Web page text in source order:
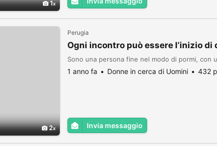
1
2
Perugia
Ogni incontro può essere l’inizio
Sono una persona fine nel modo di pormi, con
1 anno fa Donne in cerca di Uomini 432
Invia messaggio